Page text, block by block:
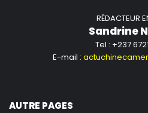
RÉDACTEUR
Sandrine
Tel : +237
E-mail :
AUTRE PAGES